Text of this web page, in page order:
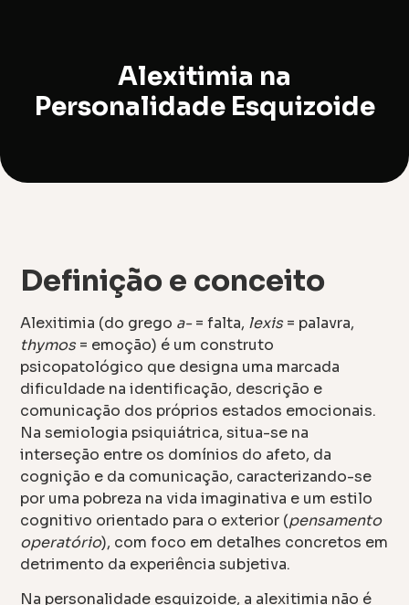
Alexitimia na
Personalidade Esquizoide
Definição e conceito
Alexitimia (do grego a-= falta, lexis = palavra,
thymos = emoção) é um construto
psicopatológico que designa uma marcada
dificuldade na identificação, descrição e
comunicação dos próprios estados emocionais.
Na semiologia psiquiátrica, situa-se na
interseção entre os domínios do afeto, da
cognição e da comunicação, caracterizando-se
por uma pobreza na vida imaginativa e um estilo
cognitivo orientado para o exterior (pensamento
operatório), com foco em detalhes concretos em
detrimento da experiência subjetiva.
Na personalidade esquizoide, a alexitimia não é